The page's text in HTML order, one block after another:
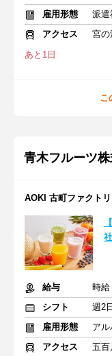
雇用形態
派遣
アクセス
宮の
あと1日
こ
青木フルーツ
AOKI 古町ファクト
給与
時給
シフト
週2
雇用形態
アル
アクセス
五百